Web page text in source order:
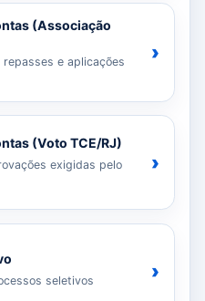
(Associação
e aplicações
›
(Voto TCE/RJ)
exigidas pelo
›
seletivos ›